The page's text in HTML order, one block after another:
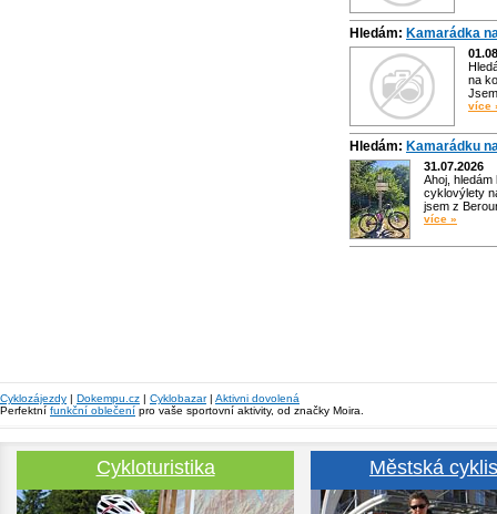
Hledám: Kamarádka
na
více
Hledám: Kamarádku
31.07.2026
Ahoj,
cyklovýlety
jsem z
více »
Cyklozájezdy | Dokempu.cz | Cyklobazar| Aktivni dovolená
Perfektní funkční oblečení pro vaše sportovní aktivity, od značky Moira.
Cykloturistika Městská